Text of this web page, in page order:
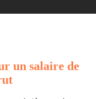
un salaire de